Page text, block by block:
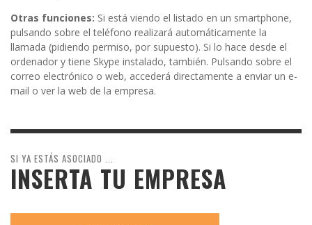
Otras funciones: Si está viendo el listado en un smartphone,
pulsando sobre el teléfono realizará automáticamente la
llamada (pidiendo permiso, por supuesto). Si lo hace desde el
ordenador y tiene Skype instalado, también. Pulsando sobre el
correo electrónico o web, accederá directamente a enviar un e-
mail o ver la web de la empresa.
SI YA ESTÁS ASOCIADO ...
INSERTA TU EMPRESA